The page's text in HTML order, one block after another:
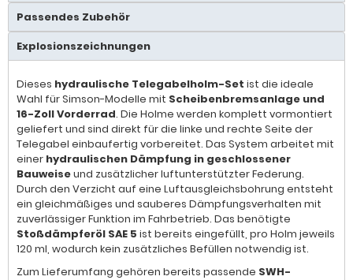
Passendes Zubehör
Explosionszeichnungen
Dieses hydraulische Telegabelholm-Set ist die ideale
Wahl für Simson-Modelle mit Scheibenbremsanlage und
16-Zoll Vorderrad. Die Holme werden komplett vormontiert
geliefert und sind direkt für die linke und rechte Seite der
Telegabel einbaufertig vorbereitet. Das System arbeitet mit
einer hydraulischen Dämpfung in geschlossener
Bauweiseund zusätzlicher luftunterstützter Federung.
Durch den Verzicht auf eine Luftausgleichsbohrung entsteht
ein gleichmäßiges und sauberes Dämpfungsverhalten mit
zuverlässiger Funktion im Fahrbetrieb. Das benötigte
Stoßdämpferöl SAE 5 ist bereits eingefüllt, pro Holm jeweils
120 ml, wodurch kein zusätzliches Befüllen notwendig ist.
Zum Lieferumfang gehören bereits passende SWH-